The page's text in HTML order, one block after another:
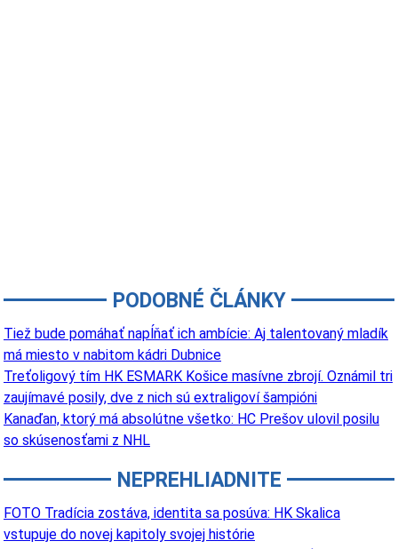
PODOBNÉ ČLÁNKY
Tiež bude pomáhať napĺňať ich ambície: Aj talentovaný mladík
má miesto v nabitom kádri Dubnice
Treťoligový tím HK ESMARK Košice masívne zbrojí. Oznámil tri
zaujímavé posily, dve z nich sú extraligoví šampióni
Kanaďan, ktorý má absolútne všetko: HC Prešov ulovil posilu
so skúsenosťami z NHL
NEPREHLIADNITE
FOTO Tradícia zostáva, identita sa posúva: HK Skalica
vstupuje do novej kapitoly svojej histórie